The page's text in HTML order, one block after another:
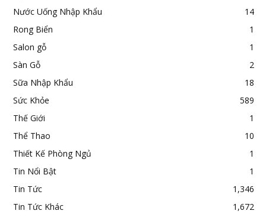
Nước Uống Nhập Khẩu
14
Rong Biển
1
Salon gỗ
1
Sàn Gỗ
2
Sữa Nhập Khẩu
18
Sức Khỏe
589
Thế Giới
1
Thể Thao
10
Thiết Kế Phòng Ngủ
1
Tin Nổi Bật
1
Tin Tức
1,346
Tin Tức Khác
1,672